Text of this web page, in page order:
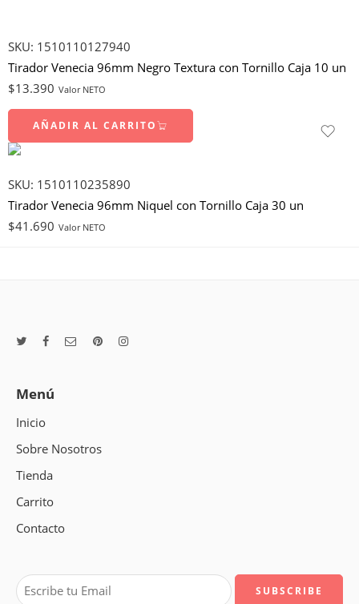
SKU: 1510110127940
Tirador Venecia 96mm Negro Textura con Tornillo Caja 10 un
$13.390 Valor NETO
AÑADIR AL CARRITO
SKU: 1510110235890
Tirador Venecia 96mm Niquel con Tornillo Caja 30 un
$41.690 Valor NETO
Menú
Inicio
Sobre Nosotros
Tienda
Carrito
Contacto